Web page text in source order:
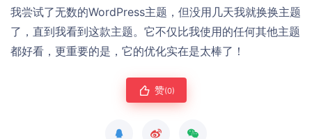
我尝试了无数的WordPress主题，但没用几天我就换换主题
了，直到我看到这款主题。它不仅比我使用的任何其他主题
都好看，更重要的是，它的优化实在是太棒了！
赞(0)